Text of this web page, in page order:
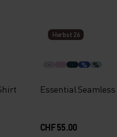
Herbst 26
% %
Essential
CHF 55.00